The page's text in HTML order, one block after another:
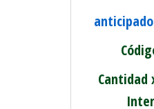
Cantidad